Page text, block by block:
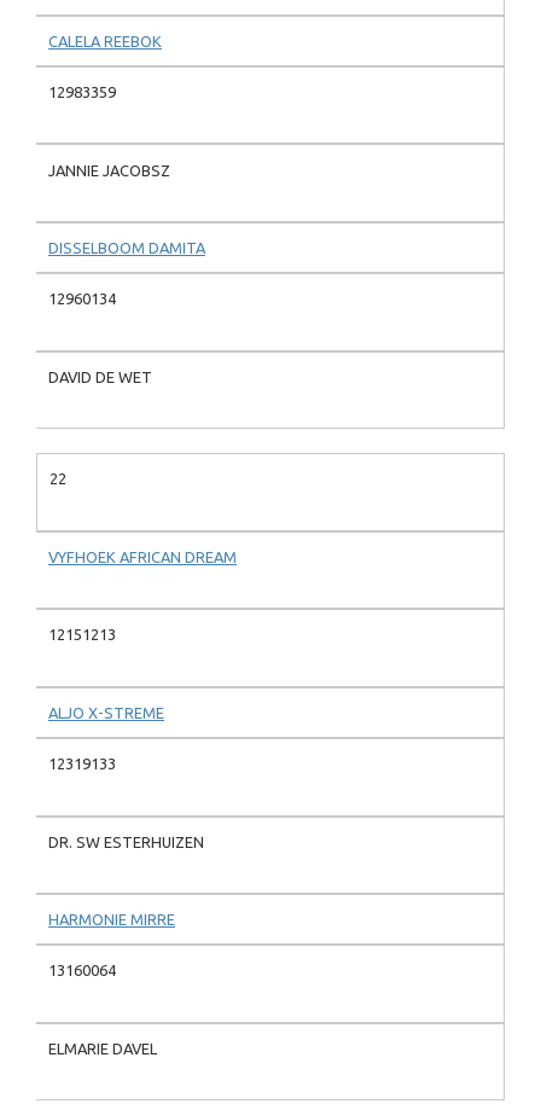
CALELA REEBOK
12983359
JANNIE JACOBSZ
DISSELBOOM DAMITA
12960134
DAVID DE WET
22
VYFHOEK AFRICAN DREAM
12151213
ALJO X-STREME
12319133
DR. SW ESTERHUIZEN
HARMONIE MIRRE
13160064
ELMARIE DAVEL